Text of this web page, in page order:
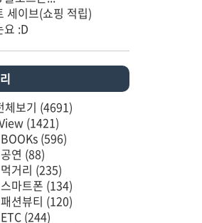
세이브(쇼핑 적립)
요 :D
체보기 (4691)
(1421)
BOOKs (596)
공연 (88)
먹거리 (235)
스마트폰 (134)
패션뷰티 (120)
ETC (244)